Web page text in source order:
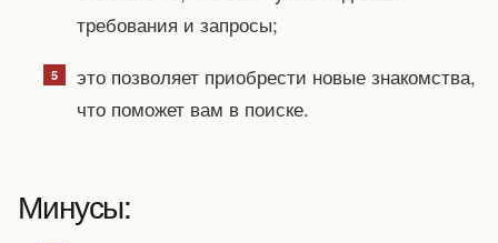
требования и запросы;
это позволяет приобрести новые знакомства,
что поможет вам в поиске.
Минусы: